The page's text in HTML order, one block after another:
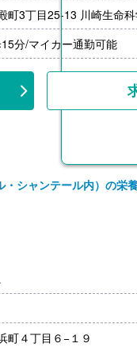
町3丁目25-13 川崎生命
分/マイカー通勤可能
シャンテール内）の栄
円/月）
町４丁目６−１９